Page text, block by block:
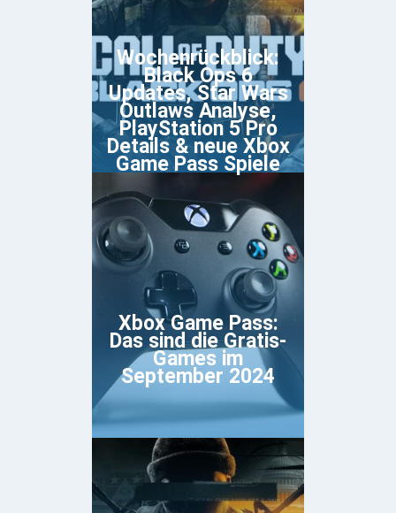
Wochenrückblick:
Black Ops 6
Updates, Star Wars
Outlaws Analyse,
PlayStation 5 Pro
Details & neue Xbox
Game Pass Spiele
Xbox Game Pass:
Das sind die Gratis-
Games im
September 2024